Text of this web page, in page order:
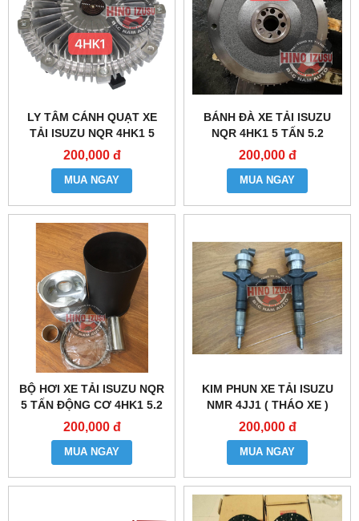
LY TÂM CÁNH QUẠT XE
TẢI ISUZU NQR 4HK1 5
TẤN 5.2
200,000 đ
MUA NGAY
BÁNH ĐÀ XE TẢI ISUZU
NQR 4HK1 5 TẤN 5.2
200,000 đ
MUA NGAY
BỘ HƠI XE TẢI ISUZU NQR
5 TẤN ĐỘNG CƠ 4HK1 5.2
200,000 đ
MUA NGAY
KIM PHUN XE TẢI ISUZU
NMR 4JJ1 ( THÁO XE )
200,000 đ
MUA NGAY